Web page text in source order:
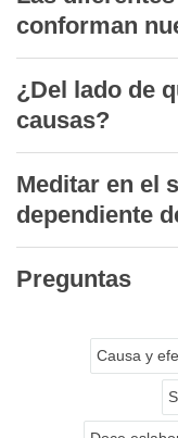
conforman
¿Del lado de
causas?
Meditar en el
dependiente
Preguntas
Causa y